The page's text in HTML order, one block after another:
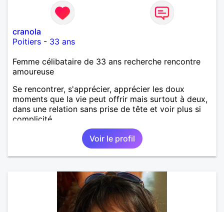
cranola
Poitiers - 33 ans
Femme célibataire de 33 ans recherche rencontre
amoureuse
Se rencontrer, s'apprécier, apprécier les doux
moments que la vie peut offrir mais surtout à deux,
dans une relation sans prise de tête et voir plus si
complicité.
Voir le profil